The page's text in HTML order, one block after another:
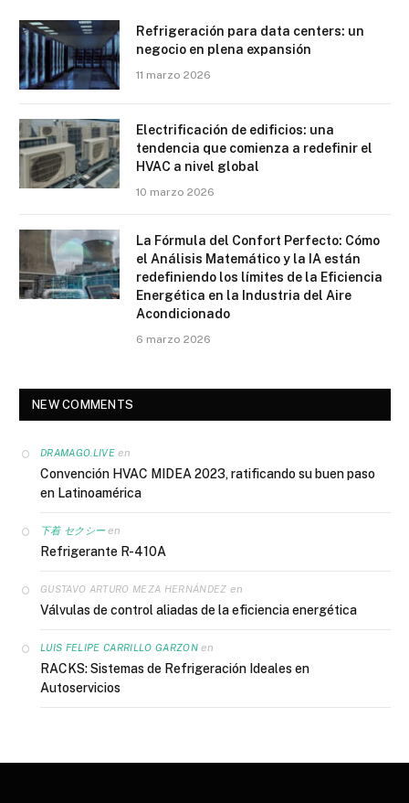
Refrigeración para data centers: un
negocio en plena expansión
11 marzo 2026
Electrificación de edificios: una
tendencia que comienza a redefinir el
HVAC a nivel global
10 marzo 2026
La Fórmula del Confort Perfecto: Cómo
el Análisis Matemático y la IA están
redefiniendo los límites de la Eficiencia
Energética en la Industria del Aire
Acondicionado
6 marzo 2026
NEW COMMENTS
DRAMAGO.LIVEen
Convención HVAC MIDEA 2023, ratificando su buen paso
en Latinoamérica
下着 セクシー en
Refrigerante R-410A
GUSTAVO ARTURO MEZA HERNÁNDEZ en
Válvulas de control aliadas de la eficiencia energética
LUIS FELIPE CARRILLO GARZONen
RACKS: Sistemas de Refrigeración Ideales en
Autoservicios